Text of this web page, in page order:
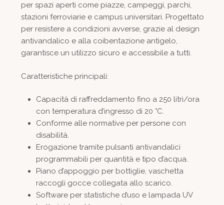
per spazi aperti come piazze, campeggi, parchi,
stazioni ferroviarie e campus universitari. Progettato
per resistere a condizioni avverse, grazie al design
antivandalico e alla coibentazione antigelo,
garantisce un utilizzo sicuro e accessibile a tutti.
Caratteristiche principali:
Capacità di raffreddamento fino a 250 litri/ora
con temperatura d’ingresso di 20 °C.
Conforme alle normative per persone con
disabilità.
Erogazione tramite pulsanti antivandalici
programmabili per quantità e tipo d’acqua.
Piano d’appoggio per bottiglie, vaschetta
raccogli gocce collegata allo scarico.
Software per statistiche d’uso e lampada UV